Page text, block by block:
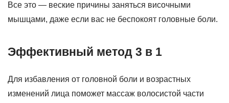
Все это — веские причины заняться височными
мышцами, даже если вас не беспокоят головные боли.
Эффективный метод 3 в 1
Для избавления от головной боли и возрастных
изменений лица поможет массаж волосистой части